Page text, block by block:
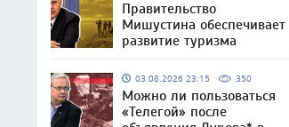
Правительство
Мишустина обеспечивает
развитие туризма
03.08.2026 23:15 350
Можно ли пользоваться
«Телегой» после